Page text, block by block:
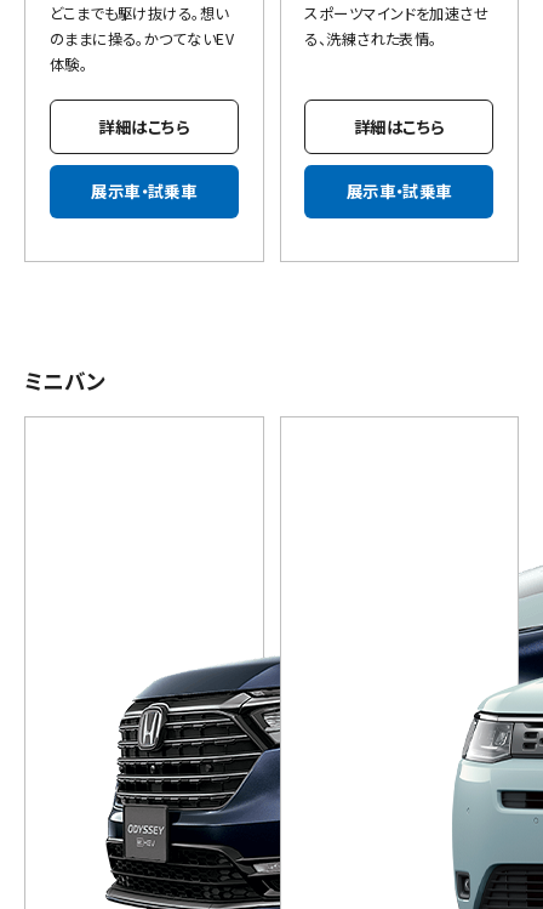
どこまでも駆け抜ける。想い
のままに操る。かつてないEV
体験。
詳細はこちら
展示車・試乗車
スポーツマインドを加速させ
る、洗練された表情。
詳細はこちら
展示車・試乗車
ミニバン